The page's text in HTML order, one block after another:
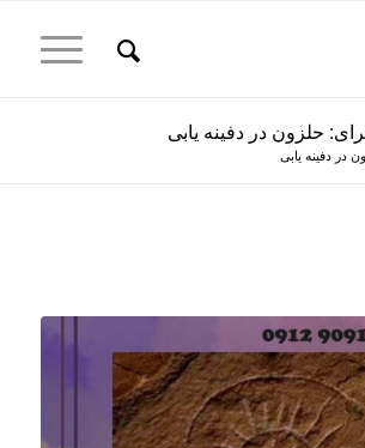
حلزون در دفینه یابی
در دفینه یابی